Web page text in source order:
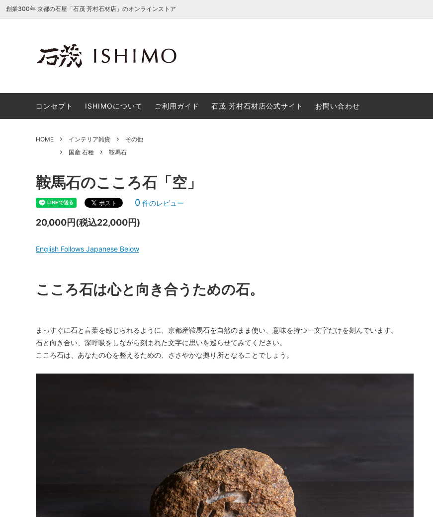
創業300年 京都の石屋「石茂 芳村石材店」のオンラインストア
インテリア雑貨 食卓用品 花器
オーダーメイドのご対応について ご利用ガイド Shopping Form Overseas
コンセプト
ISHIMOについて ご利用ガイド 石茂 芳村石材店公式サイト お問い合わせ
HOME インテリア雑貨
その他
国産 石種
鞍馬石
鞍馬石のこころ石「空」
0 件のレビュー
20,000円(税込22,000円)
English Follows Japanese Below
こころ石は心と向き合うための石。
まっすぐに石と言葉を感じられるように、京都産鞍馬石を自然のまま使い、意味を持つ一文字だけを刻んでいます。
石と向き合い、深呼吸をしながら刻まれた文字に思いを巡らせてみてください。
こころ石は、あなたの心を整えるための、ささやかな拠り所となることでしょう。